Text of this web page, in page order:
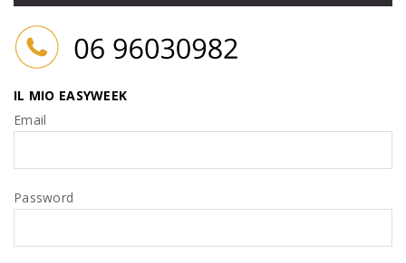
IL MIO EASYWEEK
Email
Password